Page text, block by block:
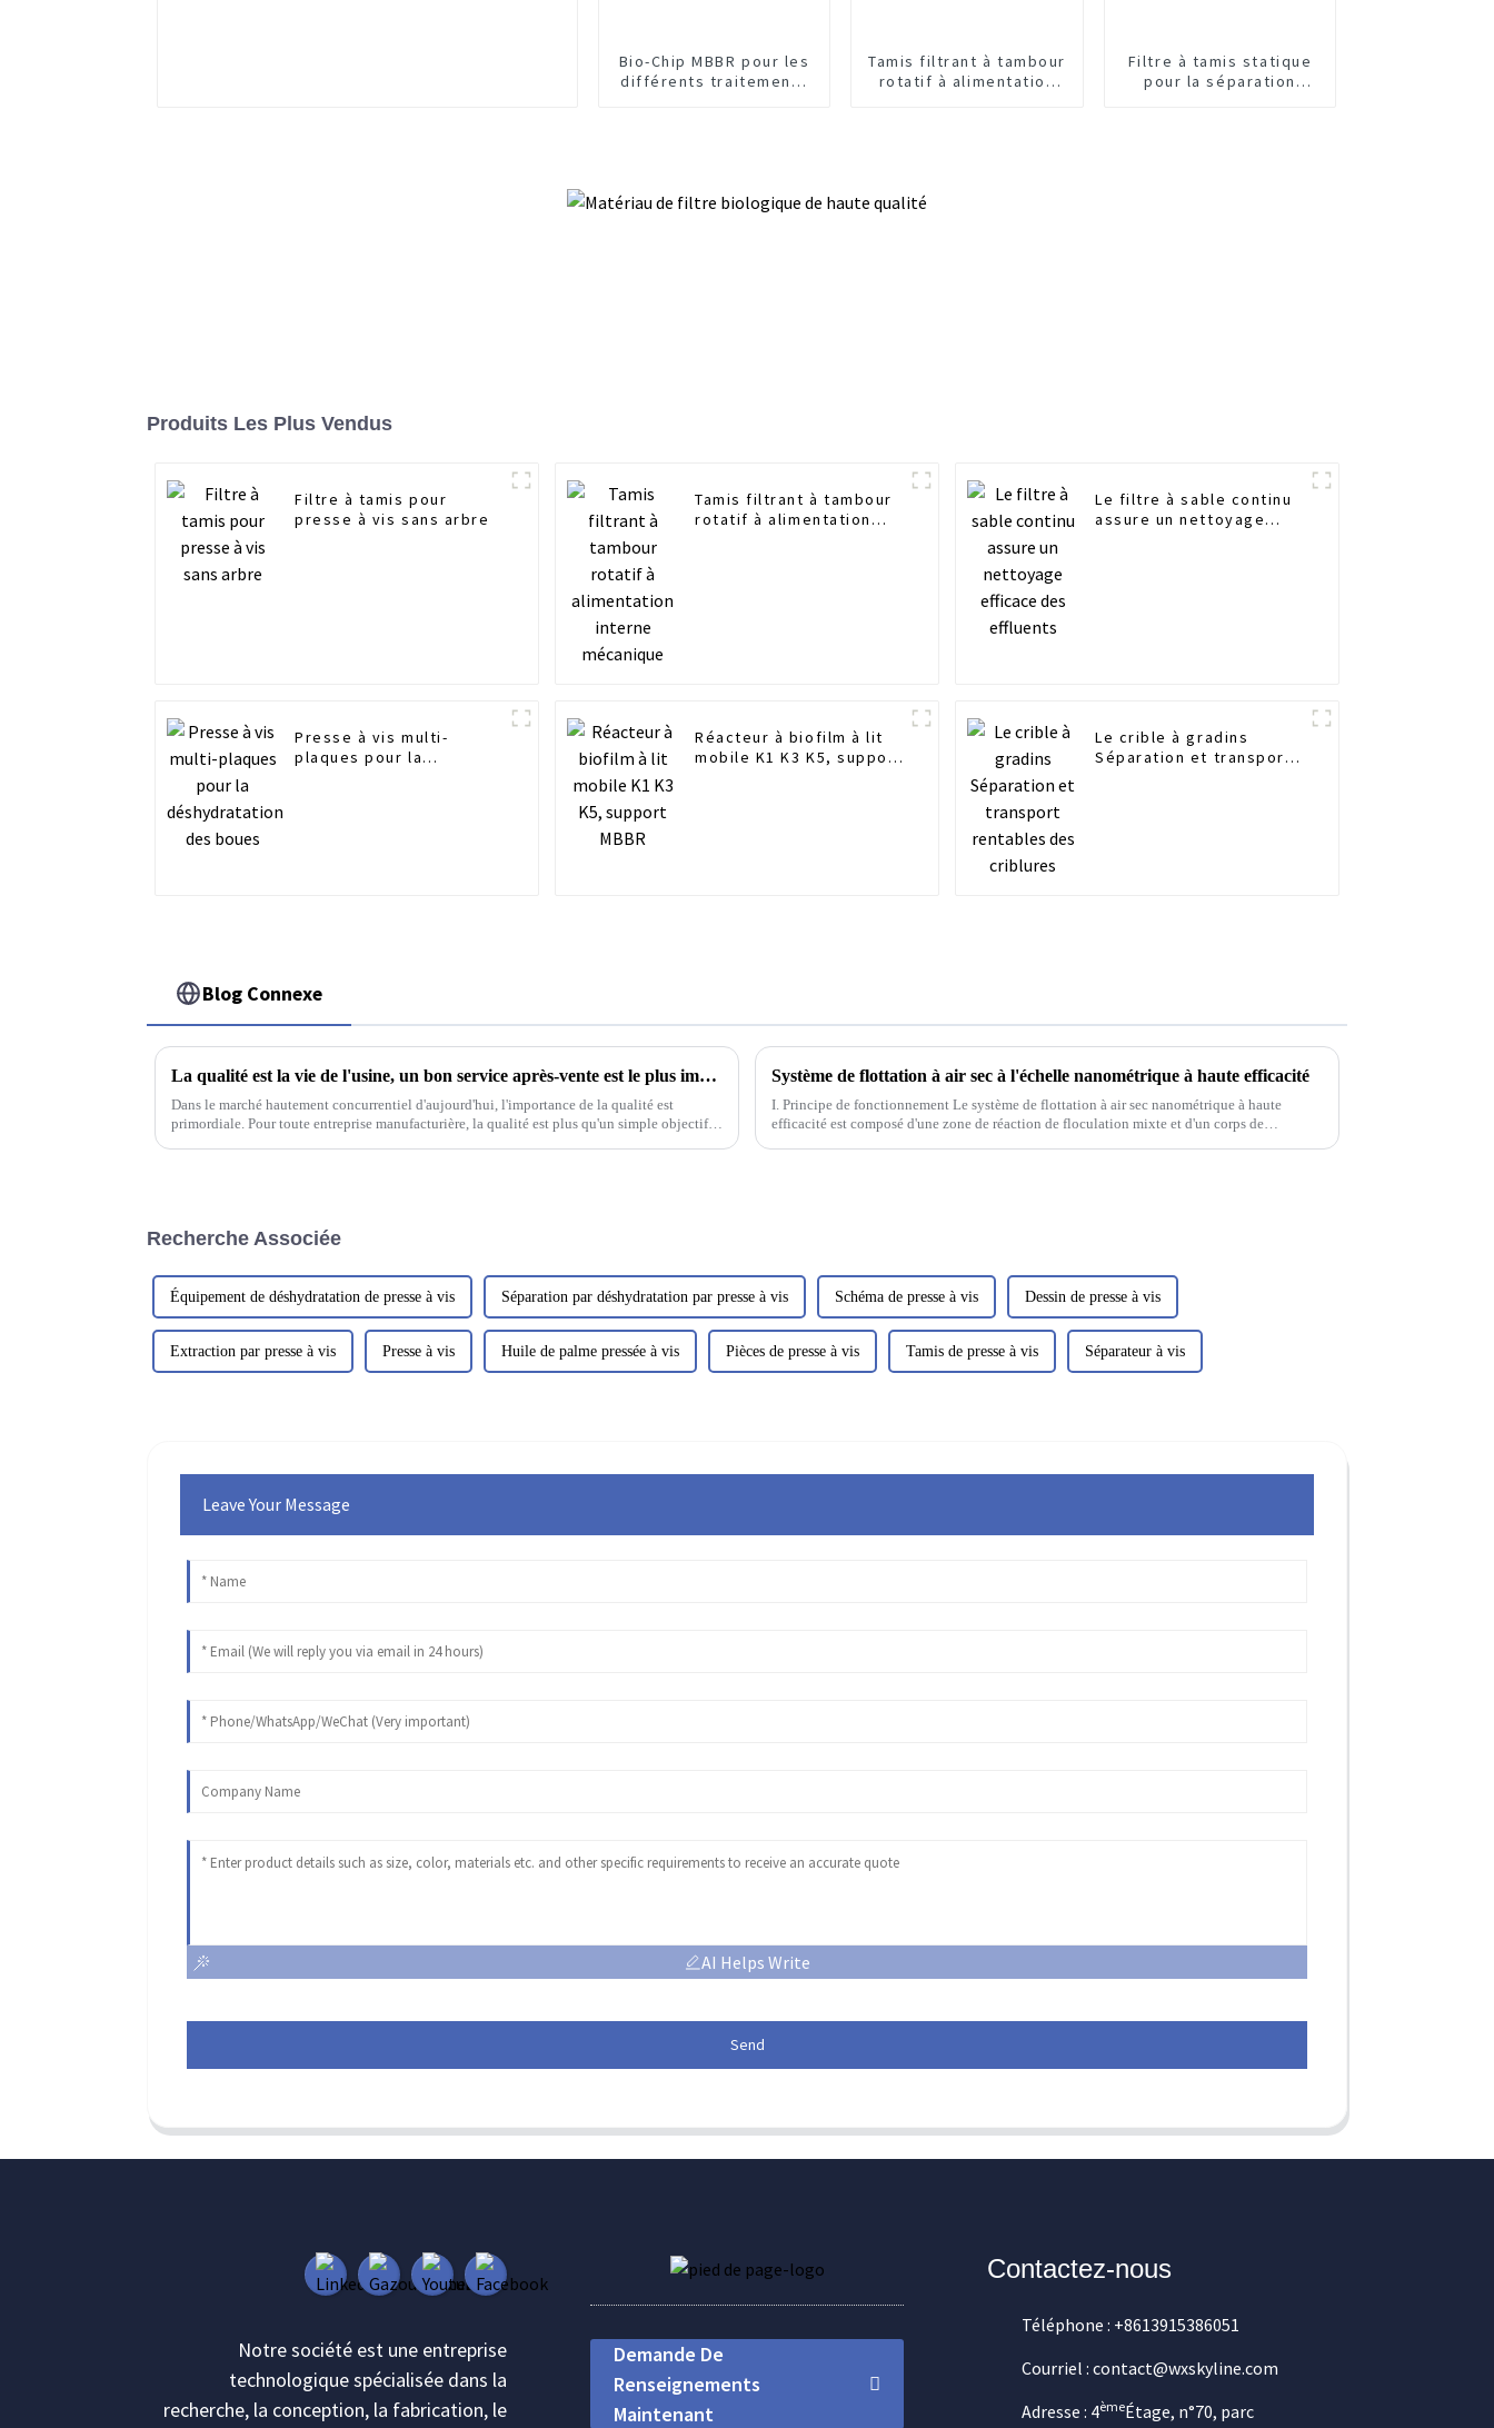
Bio-Chip MBBR pour les
différents traitements
Tamis filtrant à tambour
rotatif à alimentation
Filtre à tamis statique
pour la séparation
Produits Les Plus Vendus
Filtre à tamis pour
presse à vis sans arbre
Tamis filtrant à tambour
rotatif à alimentation
Le filtre à sable continu
assure un nettoyage
Presse à vis multi-
plaques pour la
Réacteur à biofilm à lit
mobile K1 K3 K5, support
Le crible à gradins
Séparation et transport
Blog Connexe
La qualité est la vie de l'usine, un bon service après-vente est le plus important
Dans le marché hautement concurrentiel d'aujourd'hui, l'importance de la qualité est
primordiale. Pour toute entreprise manufacturière, la qualité est plus qu'un simple objectif ;
Système de flottation à air sec à l'échelle nanométrique à haute efficacité
I. Principe de fonctionnement Le système de flottation à air sec nanométrique à haute
efficacité est composé d'une zone de réaction de floculation mixte et d'un corps de
Recherche Associée
Équipement de déshydratation de presse à vis Séparation par déshydratation par presse à vis Schéma de presse à vis Dessin de presse à vis
Extraction par presse à vis Presse à vis Huile de palme pressée à vis Pièces de presse à vis Tamis de presse à vis Séparateur à vis
Leave Your Message
AI Helps Write
Send
Notre société est une entreprise
technologique spécialisée dans la
recherche, la conception, la fabrication, le
Demande De
Renseignements
Maintenant
Contactez-nous
Téléphone : +8613915386051
Courriel : contact@wxskyline.com
Adresse : 4èmeÉtage, n°70, parc